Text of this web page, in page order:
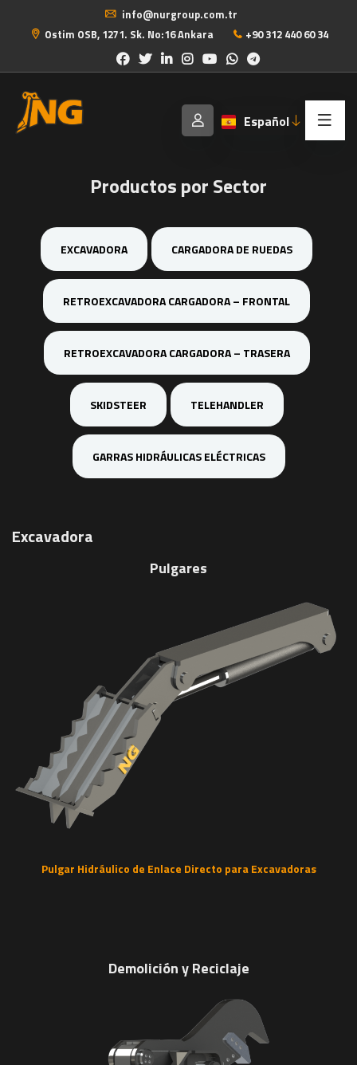
info@nurgroup.com.tr
Ostim OSB, 1271. Sk. No:16 Ankara
+90 312 440 60 34
Español
Productos por Sector
EXCAVADORA CARGADORA DE RUEDAS
RETROEXCAVADORA CARGADORA – FRONTAL
RETROEXCAVADORA CARGADORA – TRASERA
SKIDSTEER TELEHANDLER
GARRAS HIDRÁULICAS ELÉCTRICAS
Excavadora
Pulgares
Pulgar Hidráulico de Enlace Directo para Excavadoras
Demolición y Reciclaje